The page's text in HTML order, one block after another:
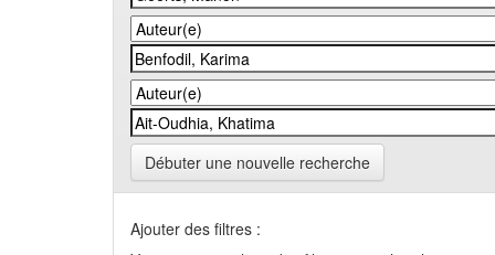
Débuter une nouvelle recherche
Ajouter des filtres :